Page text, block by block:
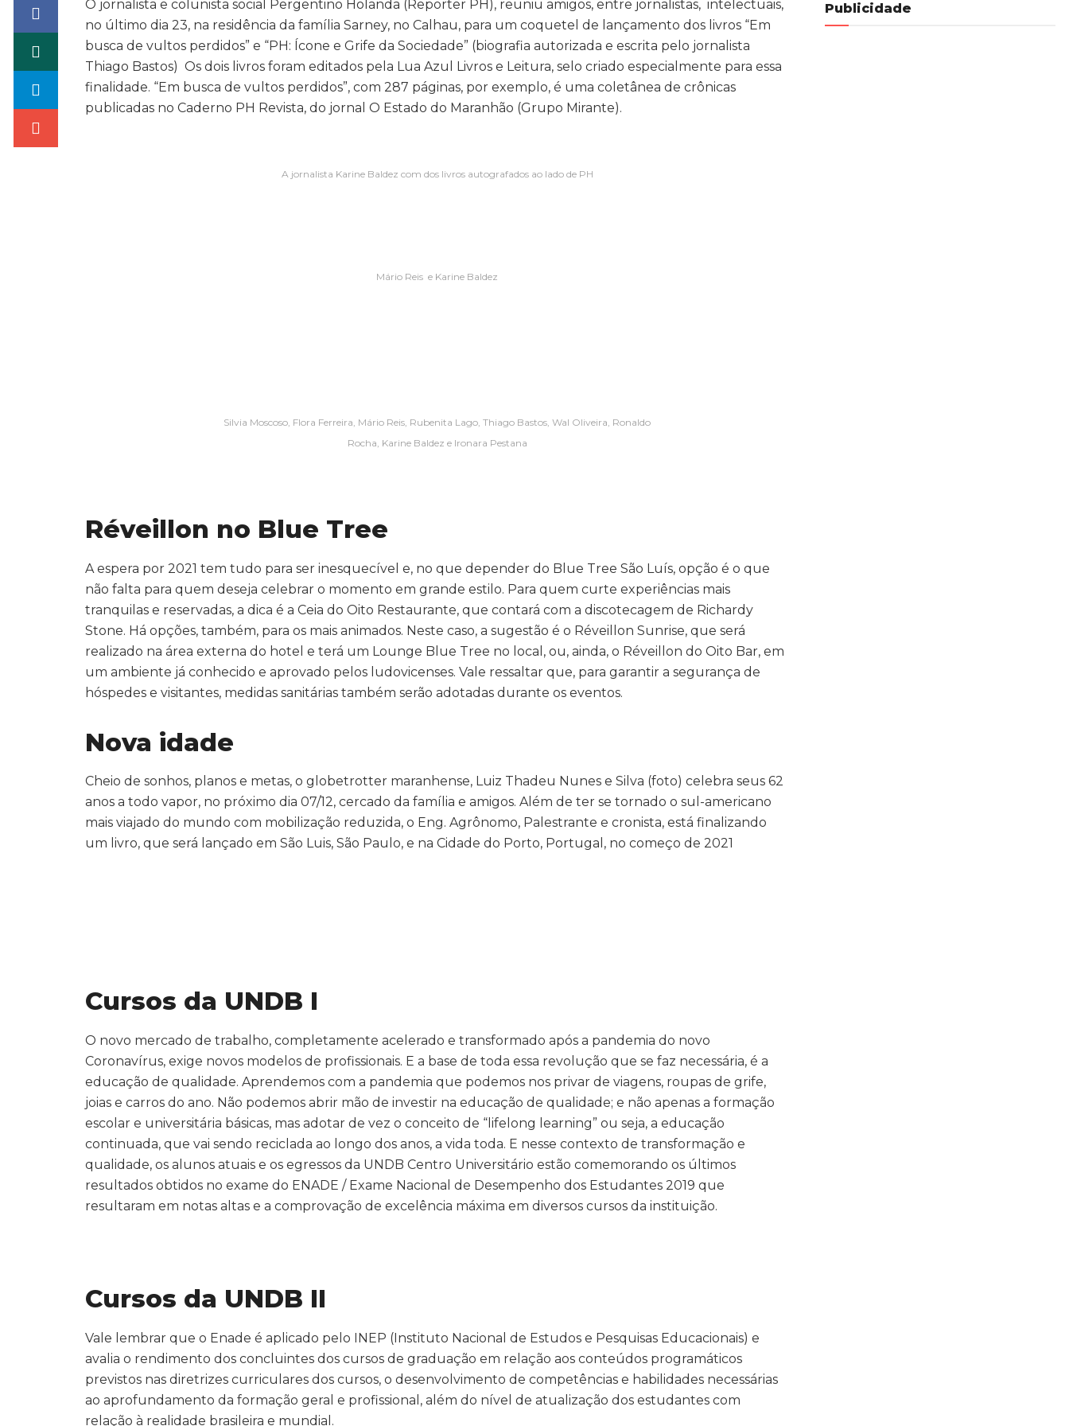
O jornalista e colunista social Pergentino Holanda (Reporter PH), reuniu amigos, entre jornalistas, intelectuais,
no último dia 23, na residência da família Sarney, no Calhau, para um coquetel de lançamento dos livros “Em
busca de vultos perdidos” e “PH: Ícone e Grife da Sociedade” (biografia autorizada e escrita pelo jornalista
Thiago Bastos) Os dois livros foram editados pela Lua Azul Livros e Leitura, selo criado especialmente para essa
finalidade. “Em busca de vultos perdidos”, com 287 páginas, por exemplo, é uma coletânea de crônicas
publicadas no Caderno PH Revista, do jornal O Estado do Maranhão (Grupo Mirante).
A jornalista Karine Baldez com dos livros autografados ao lado de PH
Mário Reis e Karine Baldez
Silvia Moscoso, Flora Ferreira, Mário Reis, Rubenita Lago, Thiago Bastos, Wal Oliveira, Ronaldo
Rocha, Karine Baldez e Ironara Pestana
Réveillon no Blue Tree
A espera por 2021 tem tudo para ser inesquecível e, no que depender do Blue Tree São Luís, opção é o que
não falta para quem deseja celebrar o momento em grande estilo. Para quem curte experiências mais
tranquilas e reservadas, a dica é a Ceia do Oito Restaurante, que contará com a discotecagem de Richardy
Stone. Há opções, também, para os mais animados. Neste caso, a sugestão é o Réveillon Sunrise, que será
realizado na área externa do hotel e terá um Lounge Blue Tree no local, ou, ainda, o Réveillon do Oito Bar, em
um ambiente já conhecido e aprovado pelos ludovicenses. Vale ressaltar que, para garantir a segurança de
hóspedes e visitantes, medidas sanitárias também serão adotadas durante os eventos.
Nova idade
Cheio de sonhos, planos e metas, o globetrotter maranhense, Luiz Thadeu Nunes e Silva (foto) celebra seus 62
anos a todo vapor, no próximo dia 07/12, cercado da família e amigos. Além de ter se tornado o sul-americano
mais viajado do mundo com mobilização reduzida, o Eng. Agrônomo, Palestrante e cronista, está finalizando
um livro, que será lançado em São Luis, São Paulo, e na Cidade do Porto, Portugal, no começo de 2021
Cursos da UNDB I
O novo mercado de trabalho, completamente acelerado e transformado após a pandemia do novo
Coronavírus, exige novos modelos de profissionais. E a base de toda essa revolução que se faz necessária, é a
educação de qualidade. Aprendemos com a pandemia que podemos nos privar de viagens, roupas de grife,
joias e carros do ano. Não podemos abrir mão de investir na educação de qualidade; e não apenas a formação
escolar e universitária básicas, mas adotar de vez o conceito de “lifelong learning” ou seja, a educação
continuada, que vai sendo reciclada ao longo dos anos, a vida toda. E nesse contexto de transformação e
qualidade, os alunos atuais e os egressos da UNDB Centro Universitário estão comemorando os últimos
resultados obtidos no exame do ENADE / Exame Nacional de Desempenho dos Estudantes 2019 que
resultaram em notas altas e a comprovação de excelência máxima em diversos cursos da instituição.
Cursos da UNDB II
Vale lembrar que o Enade é aplicado pelo INEP (Instituto Nacional de Estudos e Pesquisas Educacionais) e
avalia o rendimento dos concluintes dos cursos de graduação em relação aos conteúdos programáticos
previstos nas diretrizes curriculares dos cursos, o desenvolvimento de competências e habilidades necessárias
ao aprofundamento da formação geral e profissional, além do nível de atualização dos estudantes com
relação à realidade brasileira e mundial.
Publicidade